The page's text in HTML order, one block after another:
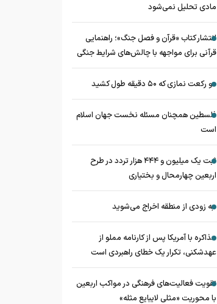
مادی تحلیل نمی‌شود
انتشار کتاب «قرآن و فصل جنگ»؛ راهنمایی
قرآنی برای مواجهه با چالش‌های شرایط جنگی
دو رکعت نمازی که ۵۰ دقیقه طول کشید
فلسطین همچنان مسئله نخست جهان اسلام
است
ثبت یک میلیون و ۴۴۴ هزار تردد در طرح
اربعین چهارمحال و بختیاری
به زودی از منطقه اخراج می‌شوید
مذاکره با آمریکا پس از کارنامه مملو از
عهدشکنی، تکرار یک خطای راهبردی است
تقویت فعالیت‌های فرهنگی در مواکب اربعین
با محوریت «مثلی لایبایع مثله»